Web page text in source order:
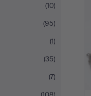
(10)
(95)
(1)
(35)
(7)